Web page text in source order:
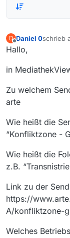
D
Offline
Daniel 0schrieb
zuletzt
Hallo,
in
Zu welchem
arte
Wie heißt die
“Konfliktzone -
Wie heißt die
z.B.
Link zu der
https://
A/konfliktzone-
Welches